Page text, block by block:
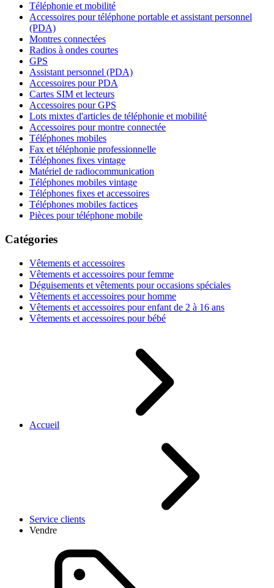
Téléphonie et mobilité
Accessoires pour téléphone portable et assistant personnel
(PDA)
Montres connectées
Radios à ondes courtes
GPS
Assistant personnel (PDA)
Accessoires pour PDA
Cartes SIM et lecteurs
Accessoires pour GPS
Lots mixtes d'articles de téléphonie et mobilité
Accessoires pour montre connectée
Téléphones mobiles
Fax et téléphonie professionnelle
Téléphones fixes vintage
Matériel de radiocommunication
Téléphones mobiles vintage
Téléphones fixes et accessoires
Téléphones mobiles factices
Pièces pour téléphone mobile
Catégories
Vêtements et accessoires
Vêtements et accessoires pour femme
Déguisements et vêtements pour occasions spéciales
Vêtements et accessoires pour homme
Vêtements et accessoires pour enfant de 2 à 16 ans
Vêtements et accessoires pour bébé
Accueil
Service clients
Vendre